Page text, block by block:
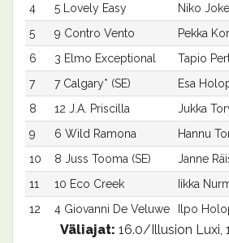
4
5 Lovely Easy Niko
5
9 Contro Vento Pekka
6
3 Elmo Exceptional Tapio
7
7 Calgary* (SE) Esa
8
12 J.A. Priscilla Jukka
9
6 Wild Ramona Hannu
10
8 Juss Tooma (SE) Janne
11
10 Eco Creek Iikka
12
4 Giovanni De Veluwe Ilpo
Väliajat: 16.0/Illusion Luxi,